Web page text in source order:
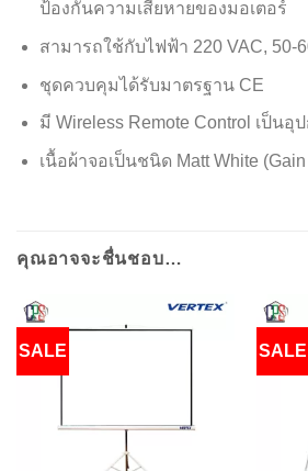
ป้องกันความเสียหายของมอเตอร์
สามารถใช้กับไฟฟ้า 220 VAC, 50-
ชุดควบคุมได้รับมาตรฐาน CE
มี Wireless Remote Control เป็นอุ
เนื้อผ้าจอเป็นชนิด Matt White (Gain
คุณอาจจะชื่นชอบ…
SALE SALE